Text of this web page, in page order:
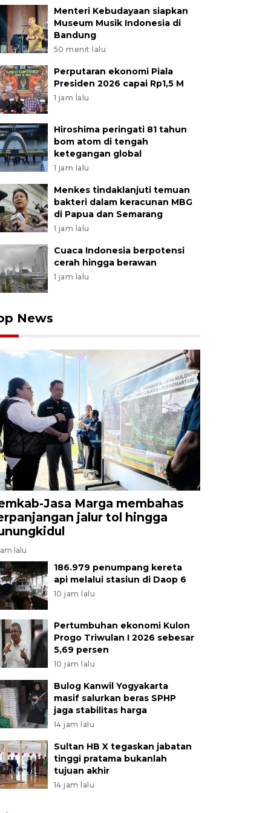
Menteri Kebudayaan siapkan
Museum Musik Indonesia di
Bandung
50 menit lalu
Perputaran ekonomi Piala
Presiden 2026 capai Rp1,5 M
1 jam lalu
Hiroshima peringati 81 tahun
bom atom di tengah
ketegangan global
1 jam lalu
Menkes tindaklanjuti temuan
bakteri dalam keracunan MBG
di Papua dan Semarang
1 jam lalu
Cuaca Indonesia berpotensi
cerah hingga berawan
1 jam lalu
News
Jasa Marga membahas
jalur tol hingga
lalu
186.979 penumpang kereta
api melalui stasiun di Daop 6
10 jam lalu
Pertumbuhan ekonomi Kulon
Progo Triwulan I 2026 sebesar
5,69 persen
10 jam lalu
Bulog Kanwil Yogyakarta
masif salurkan beras SPHP
jaga stabilitas harga
14 jam lalu
Sultan HB X tegaskan jabatan
tinggi pratama bukanlah
tujuan akhir
14 jam lalu